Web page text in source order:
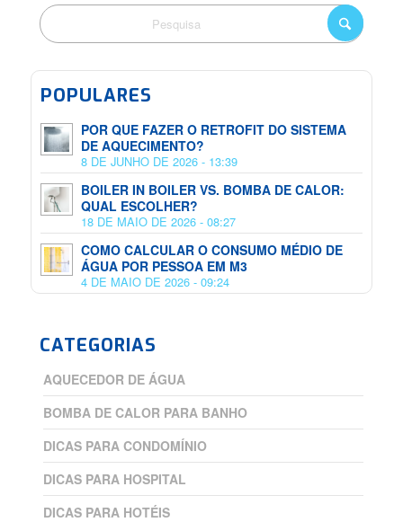
POPULARES
POR QUE FAZER O RETROFIT DO SISTEMA
DE AQUECIMENTO?
8 DE JUNHO DE 2026 - 13:39
BOILER IN BOILER VS. BOMBA DE CALOR:
QUAL ESCOLHER?
18 DE MAIO DE 2026 - 08:27
COMO CALCULAR O CONSUMO MÉDIO DE
ÁGUA POR PESSOA EM M3
4 DE MAIO DE 2026 - 09:24
CATEGORIAS
AQUECEDOR DE ÁGUA
BOMBA DE CALOR PARA BANHO
DICAS PARA CONDOMÍNIO
DICAS PARA HOSPITAL
DICAS PARA HOTÉIS